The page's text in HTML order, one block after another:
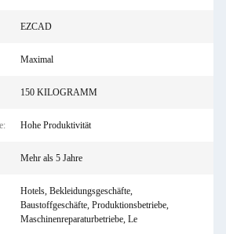
EZCAD
Maximal
150 KILOGRAMM
Hohe Produktivität
Mehr als 5 Jahre
Hotels, Bekleidungsgeschäfte,
Baustoffgeschäfte, Produktionsbetriebe,
Maschinenreparaturbetriebe, Le